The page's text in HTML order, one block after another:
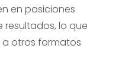
en posiciones
resultados, lo que
otros formatos